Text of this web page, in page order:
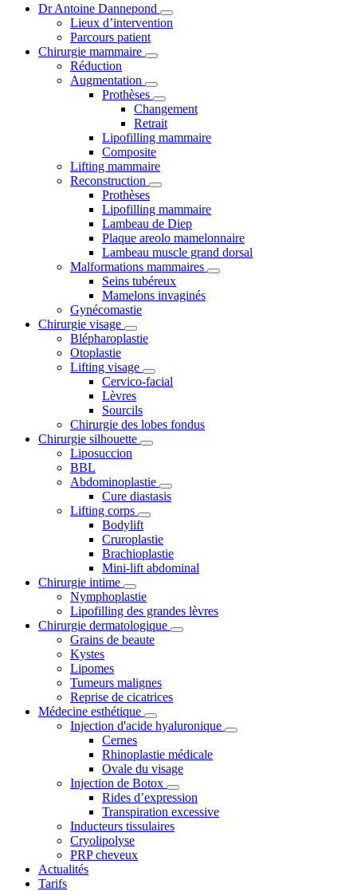
Dr Antoine Dannepond
Lieux d’intervention
Parcours patient
Chirurgie mammaire
Réduction
Augmentation
Prothèses
Changement
Retrait
Lipofilling mammaire
Composite
Lifting mammaire
Reconstruction
Prothèses
Lipofilling mammaire
Lambeau de Diep
Plaque areolo mamelonnaire
Lambeau muscle grand dorsal
Malformations mammaires
Seins tubéreux
Mamelons invaginés
Gynécomastie
Chirurgie visage
Blépharoplastie
Otoplastie
Lifting visage
Cervico-facial
Lèvres
Sourcils
Chirurgie des lobes fondus
Chirurgie silhouette
Liposuccion
BBL
Abdominoplastie
Cure diastasis
Lifting corps
Bodylift
Cruroplastie
Brachioplastie
Mini-lift abdominal
Chirurgie intime
Nymphoplastie
Lipofilling des grandes lèvres
Chirurgie dermatologique
Grains de beaute
Kystes
Lipomes
Tumeurs malignes
Reprise de cicatrices
Médecine esthétique
Injection d'acide hyaluronique
Cernes
Rhinoplastie médicale
Ovale du visage
Injection de Botox
Rides d’expression
Transpiration excessive
Inducteurs tissulaires
Cryolipolyse
PRP cheveux
Actualités
Tarifs